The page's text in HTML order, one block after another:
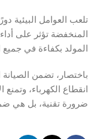
تلعب العوامل البيئية
المنخفضة تؤثر على
المولد بكفاءة في
باختصار، تضمن
انقطاع الكهرباء،
ضرورة تقنية، بل هي